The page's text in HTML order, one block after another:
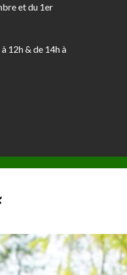
et du 1er
12h & de 14h à